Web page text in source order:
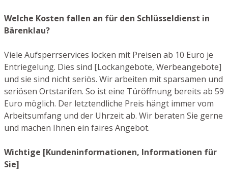
Welche Kosten fallen an für den Schlüsseldienst in
Bärenklau?
Viele Aufsperrservices locken mit Preisen ab 10 Euro je
Entriegelung. Dies sind [Lockangebote, Werbeangebote]
und sie sind nicht seriös. Wir arbeiten mit sparsamen und
seriösen Ortstarifen. So ist eine Türöffnung bereits ab 59
Euro möglich. Der letztendliche Preis hängt immer vom
Arbeitsumfang und der Uhrzeit ab. Wir beraten Sie gerne
und machen Ihnen ein faires Angebot.
Wichtige [Kundeninformationen, Informationen für
Sie]